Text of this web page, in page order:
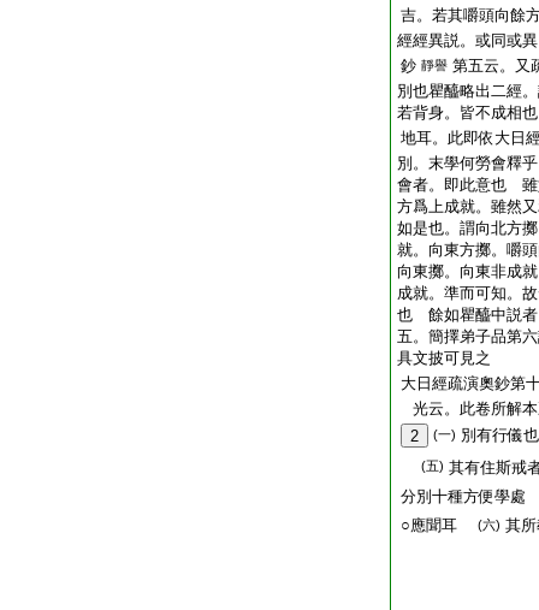
吉。若其嚼頭向餘
經經異説。或同或
鈔 靜譽 第五云。又
別也瞿醯略出二經
若背身。皆不成相
地耳。此即依大日
別。末學何勞會釋
會者。即此意也 雖
方爲上成就。雖然
如是也。謂向北方
就。向東方擲。嚼
向東擲。向東非成
成就。準而可知。
也 餘如瞿醯中説者
五。簡擇弟子品第
具文披可見之
大日經疏演奧鈔第
光云。此卷所解
2
(一) 別有行儀
(五) 其有住斯戒
分別十種方便學
○應聞耳
(六) 其